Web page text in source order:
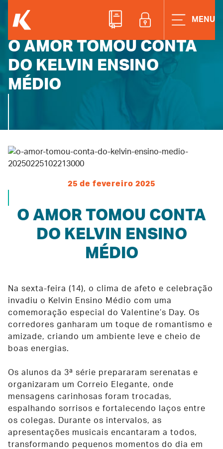
ACESSE AMENU
Home
O AMOR TOMOU CONTA DO KELVIN ENSINO MÉDIO
O AMOR TOMOU CONTA
DO KELVIN ENSINO
MÉDIO
25 de fevereiro 2025
O AMOR TOMOU CONTA
DO KELVIN ENSINO
MÉDIO
Na sexta-feira (14), o clima de afeto e celebração
invadiu o Kelvin Ensino Médio com uma
comemoração especial do Valentine’s Day. Os
corredores ganharam um toque de romantismo e
amizade, criando um ambiente leve e cheio de
boas energias.
Os alunos da 3ª série prepararam serenatas e
organizaram um Correio Elegante, onde
mensagens carinhosas foram trocadas,
espalhando sorrisos e fortalecendo laços entre
os colegas. Durante os intervalos, as
apresentações musicais encantaram a todos,
transformando pequenos momentos do dia em